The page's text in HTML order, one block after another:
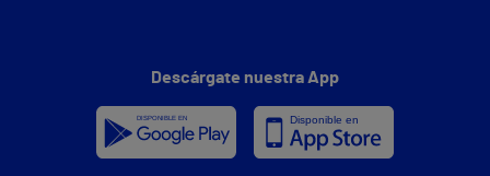
Descárgate nuestra App